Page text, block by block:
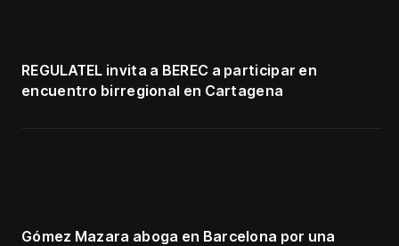
REGULATEL invita a BEREC a participar en
encuentro birregional en Cartagena
Gómez Mazara aboga en Barcelona por una